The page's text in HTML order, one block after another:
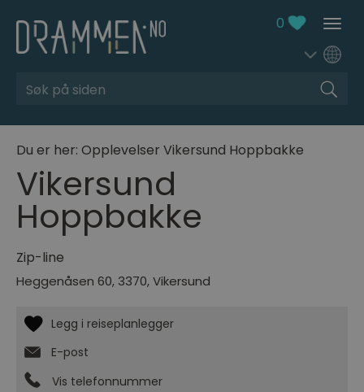
0
Søk
Du er her: Opplevelser Vikersund Hoppbakke
Vikersund
Hoppbakke
Zip-line
Heggenåsen 60, 3370,Vikersund
E-post
Vis telefonnummer